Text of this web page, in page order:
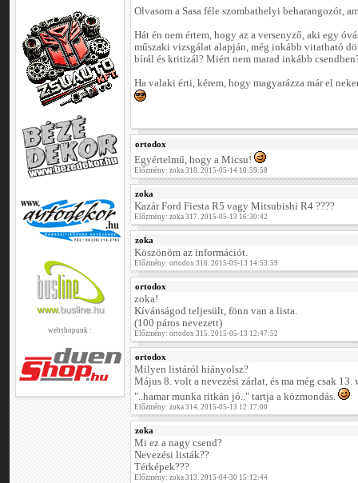
webshopunk :
Olvasom a Sasa féle szombathelyi beharangozót,
Hát én nem értem, hogy az a versenyző, aki egy
műszaki vizsgálat alapján, még inkább vitatható
bírál és kritizál? Miért nem marad inkább
Ha valaki érti, kérem, hogy magyarázza már el
ortodox
Egyértelmű, hogy a Micsu!
Előzmény: zoka 318. 2015-05-14 10:59:58
zoka
Kazár Ford Fiesta R5 vagy Mitsubishi R4 ????
Előzmény: zoka 317. 2015-05-13 16:30:42
zoka
Köszönöm az információt.
Előzmény: ortodox 316. 2015-05-13 14:53:59
ortodox
zoka!
Kívánságod teljesült, fönn van a lista.
(100 páros nevezett)
Előzmény: ortodox 315. 2015-05-13 12:47:52
ortodox
Milyen listáról hiányolsz?
Május 8. volt a nevezési zárlat, és ma még csak 13.
"..hamar munka ritkán jó.." tartja a közmondás.
Előzmény: zoka 314. 2015-05-13 12:17:00
zoka
Mi ez a nagy csend?
Nevezési listák??
Térképek???
Előzmény: zoka 313. 2015-04-30 15:12:44